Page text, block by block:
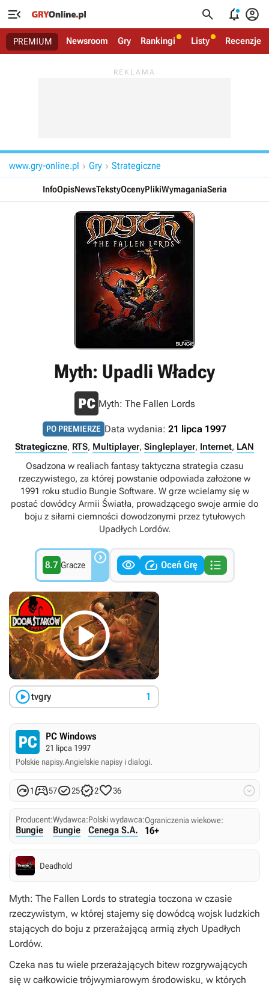
   
PREMIUM Newsroom Gry Rankingi Listy Recenzje
www.gry-online.pl  Gry  Strategiczne
InfoOpisNewsTekstyOcenyPlikiWymaganiaSeria
Myth: Upadli Władcy
Myth: The Fallen Lords
PO PREMIERZE Data wydania: 21 lipca 1997
Strategiczne, RTS, Multiplayer, Singleplayer, Internet, LAN
Osadzona w realiach fantasy taktyczna strategia czasu
rzeczywistego, za której powstanie odpowiada założone w
1991 roku studio Bungie Software. W grze wcielamy się w
postać dowódcy Armii Światła, prowadzącego swoje armie do
boju z siłami ciemności dowodzonymi przez tytułowych
Upadłych Lordów.
8.7 Gracze    Oceń Grę 

tvgry 1
PC Windows
21 lipca 1997
Polskie napisy.Angielskie napisy i dialogi.
15725236 
Producent:
Bungie
Wydawca:
Bungie
Polski wydawca:
Cenega S.A.
Ograniczenia wiekowe:
16+
Deadhold
Myth: The Fallen Lords to strategia toczona w czasie
rzeczywistym, w której stajemy się dowódcą wojsk ludzkich
stających do boju z przerażającą armią złych Upadłych
Lordów.
Czeka nas tu wiele przerażających bitew rozgrywających
się w całkowicie trójwymiarowym środowisku, w których